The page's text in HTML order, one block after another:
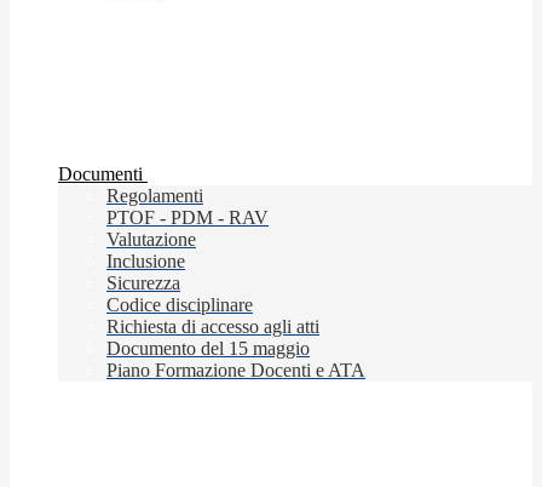
Documenti
Regolamenti
PTOF - PDM - RAV
Valutazione
Inclusione
Sicurezza
Codice disciplinare
Richiesta di accesso agli atti
Documento del 15 maggio
Piano Formazione Docenti e ATA